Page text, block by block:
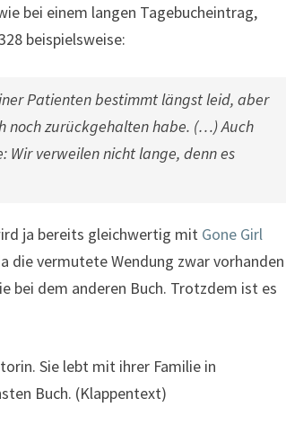
bei einem langen Tagebucheintrag,
beispielsweise:
Patienten bestimmt längst leid, aber
noch zurückgehalten habe. (…) Auch
Wir verweilen nicht lange, denn es
ja bereits gleichwertig mit Gone Girl
die vermutete Wendung zwar vorhanden
bei dem anderen Buch. Trotzdem ist es
Sie lebt mit ihrer Familie in
Buch. (Klappentext)